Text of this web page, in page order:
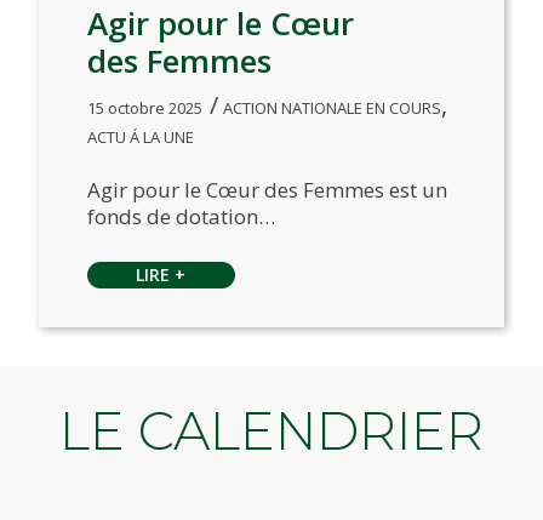
Agir pour le Cœur
des Femmes
15 octobre 2025 ACTION NATIONALE EN COURS,
ACTU Á LA UNE
Agir pour le Cœur des Femmes est un
fonds de dotation…
LIRE +
LE CALENDRIER